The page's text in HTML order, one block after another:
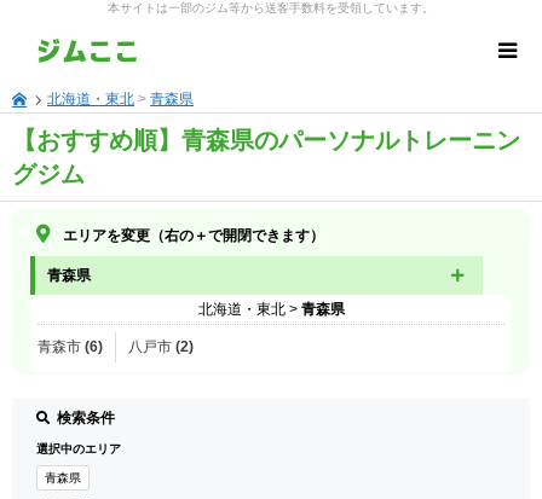
本サイトは一部のジム等から送客手数料を受領しています。
北海道・東北 >青森県
【おすすめ順】青森県のパーソナルトレーニン
グジム
エリアを変更（右の＋で開閉できます）
青森県
北海道・東北> 青森県
青森市 (6) 八戸市 (2)
検索条件
選択中のエリア
青森県